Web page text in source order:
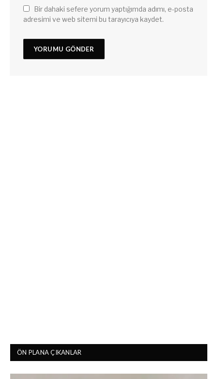
Bir dahaki sefere yorum yaptığımda adımı, e-posta
adresimi ve web sitemi bu tarayıcıya kaydet.
ÖN PLANA ÇIKANLAR